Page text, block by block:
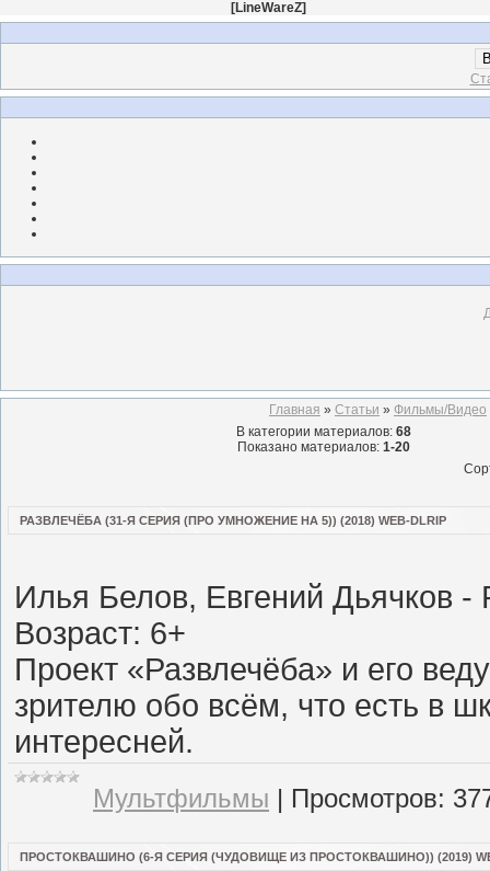
[LineWareZ]
Главная » Статьи » Фильмы/Видео
В категории материалов: 68
Показано материалов: 1-20
РАЗВЛЕЧЁБА (31-Я СЕРИЯ (ПРО УМНОЖЕНИЕ НА 5)) (2018) WEB-DLRIP
Илья Белов, Евгений Дьячков -
Возраст: 6+
Проект «Развлечёба» и его
зрителю обо всём, что есть в
интересней.
Мультфильмы | Просмотров:
ПРОСТОКВАШИНО (6-Я СЕРИЯ (ЧУДОВИЩЕ ИЗ ПРОСТОКВАШИНО)) (2019)